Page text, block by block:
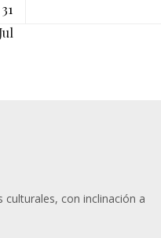
31
con inclinación a